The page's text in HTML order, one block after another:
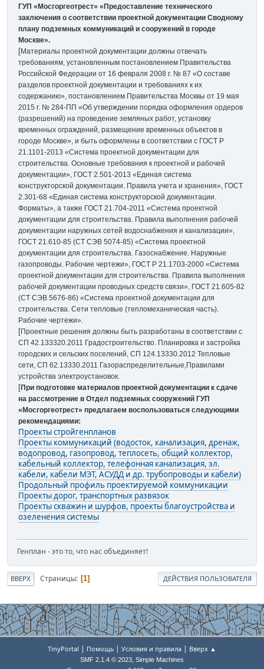
ГУП «Мосгоргеотрест» «Предоставление технического
заключения о соответствии проектной документации Сводному
плану подземных коммуникаций и сооружений в городе
Москве».
[Материалы проектной документации должны отвечать
требованиям, установленным постановлением Правительства
Российской Федерации от 16 февраля 2008 г. № 87 «О составе
разделов проектной документации и требованиях к их
содержанию», постановлением Правительства Москвы от 19 мая
2015 г. № 284-ПП «Об утверждении порядка оформления ордеров
(разрешений) на проведение земляных работ, установку
временных ограждений, размещение временных объектов в
городе Москве», и быть оформлены в соответствии с ГОСТ Р
21.1101-2013 «Система проектной документации для
строительства. Основные требования к проектной и рабочей
документации», ГОСТ 2.501-2013 «Единая система
конструкторской документации. Правила учета и хранения», ГОСТ
2.301-68 «Единая система конструкторской документации.
Форматы», а также ГОСТ 21.704-2011 «Система проектной
документации для строительства. Правила выполнения рабочей
документации наружных сетей водоснабжения и канализации»,
ГОСТ 21.610-85 (СТ СЭВ 5074-85) «Система проектной
документации для строительства. Газоснабжение. Наружные
газопроводы. Рабочие чертежи», ГОСТ Р 21.1703-2000 «Система
проектной документации для строительства. Правила выполнения
рабочей документации проводных средств связи», ГОСТ 21.605-82
(СТ СЭВ 5676-86) «Система проектной документации для
строительства. Сети тепловые (тепломеханическая часть).
Рабочие чертежи».
[Проектные решения должны быть разработаны в соответствии с
СП 42.133320.2011 Градостроительство. Планировка и застройка
городских и сельских поселений, СП 124.13330.2012 Тепловые
сети, СП 62.13330.2011 Газораспределительные,Правилами
устройства электроустановок.
[При подготовке материалов проектной документации к сдаче
на рассмотрение в Отдел подземных сооружений ГУП
«Мосгоргеотрест» предлагаем воспользоваться следующими
рекомендациями:
Проекты стройгенпланов
Проекты коммуникаций (водосток, канализация, дренаж,
водопровод, газопровод, теплосеть, общий коллектор,
кабельный коллектор, телефонная канализация, эл.
кабели, кабели МЭТ, АСУДД и др. трубопроводы и кабели)
Продольный профиль проектируемой коммуникации
Проекты дорог, транспортных развязок
Проекты скважин и шурфов, проекты благоустройства и
озеленения системы
Генплан - это то, что нас объединяет!
ВВЕРХ Страницы 1 ДЕЙСТВИЯ ПОЛЬЗОВАТЕЛЯ
TinyPortal | Помощь | Условия и правила | Вверх ▲
SMF 2.1.4 © 2023, Simple Machines